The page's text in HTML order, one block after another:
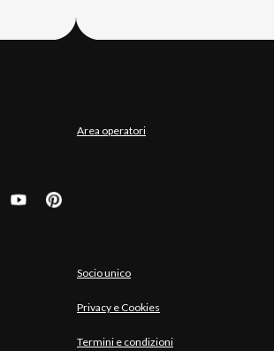
Area operatori
Socio unico
Privacy e Cookies
Termini e condizioni